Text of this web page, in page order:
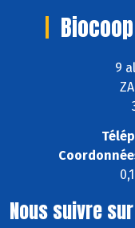
9
Nous suivre sur